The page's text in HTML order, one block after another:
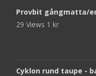
Provbit gångmatta/
29 Views 1 kr
Cyklon rund taupe -